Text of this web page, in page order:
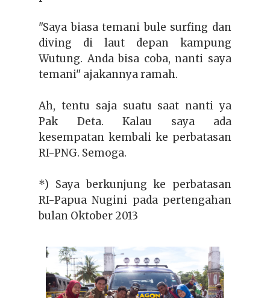
"Saya biasa temani bule surfing dan
diving di laut depan kampung
Wutung. Anda bisa coba, nanti saya
temani" ajakannya ramah.
Ah, tentu saja suatu saat nanti ya
Pak Deta. Kalau saya ada
kesempatan kembali ke perbatasan
RI-PNG. Semoga.
*) Saya berkunjung ke perbatasan
RI-Papua Nugini pada pertengahan
bulan Oktober 2013